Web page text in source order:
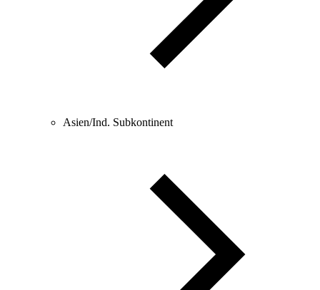
Asien/Ind. Subkontinent